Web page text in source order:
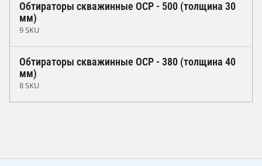
Обтираторы скважинные ОСР - 500 (толщина 30
мм)
9 SKU
Обтираторы скважинные ОСР - 380 (толщина 40
мм)
8 SKU